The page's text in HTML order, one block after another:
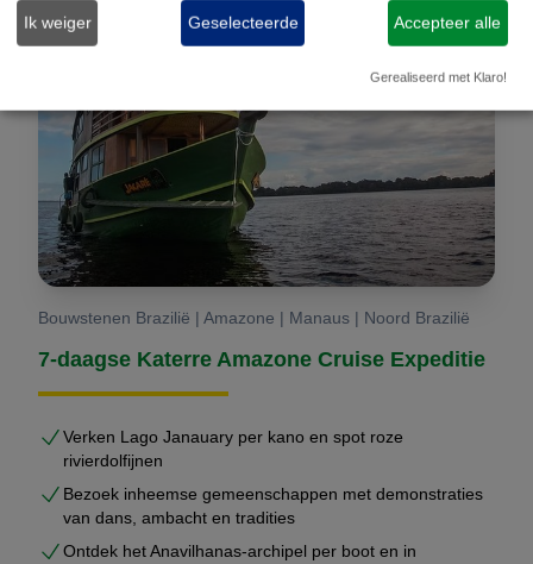
Bouwstenen Brazilië | Amazone | Manaus | Noord Brazilië
7-daagse Katerre Amazone Cruise Expeditie
Verken Lago Janauary per kano en spot roze
rivierdolfijnen
Bezoek inheemse gemeenschappen met demonstraties
van dans, ambacht en tradities
Ontdek het Anavilhanas-archipel per boot en in
Ik weiger Geselecteerde Accepteer alle
Gerealiseerd met Klaro!